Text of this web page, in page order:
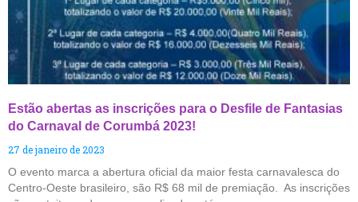
Estão abertas as inscrições para o Desfile de Fantasias
do Carnaval de Corumbá 2023!
27 de janeiro de 2023
O evento marca a abertura oficial da maior festa carnavalesca do
Centro-Oeste brasileiro, são R$ 68 mil de premiação. As inscrições